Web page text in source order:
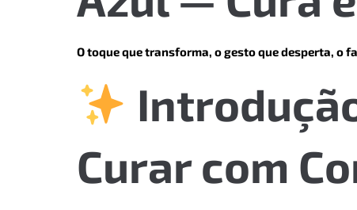
O toque que transforma, o gesto que desperta, o
Curar com